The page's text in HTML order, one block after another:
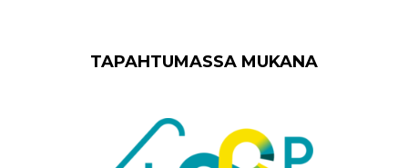
TAPAHTUMASSA MUKANA